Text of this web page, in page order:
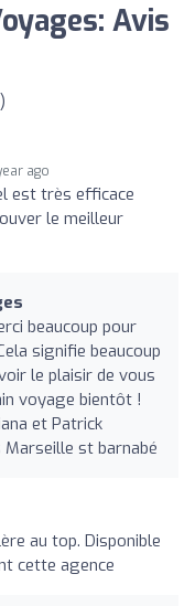
Avis
ago
est très efficace
le meilleur
beaucoup pour
signifie beaucoup
le plaisir de vous
voyage bientôt !
et Patrick
st barnabé
au top. Disponible
cette agence